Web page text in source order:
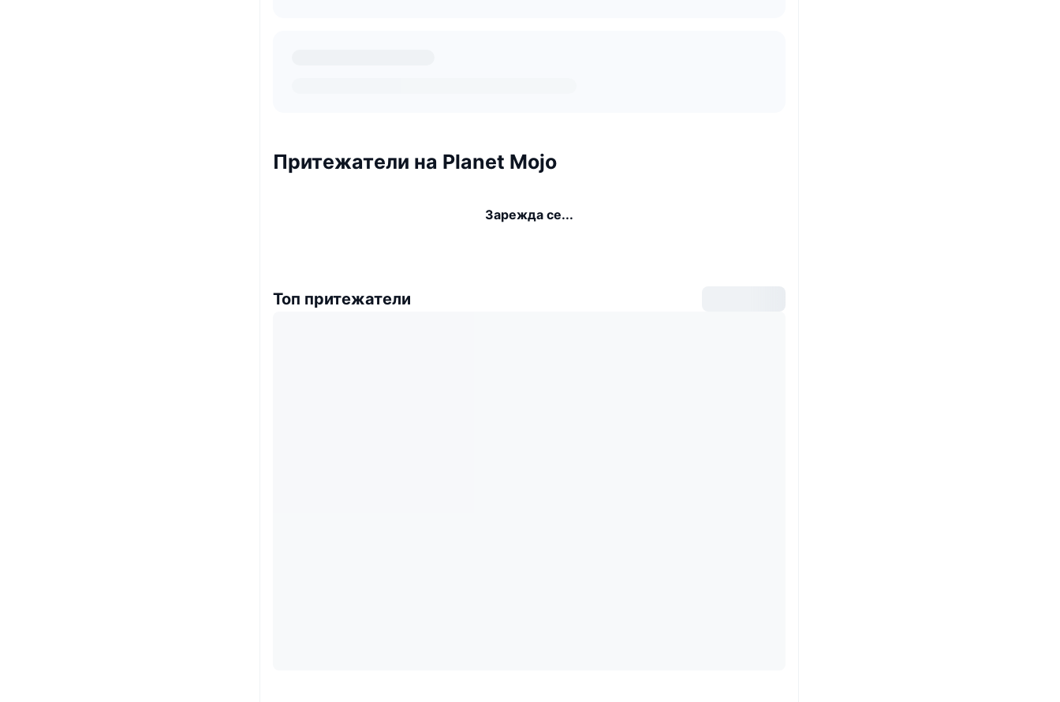
Притежатели на Planet Mojo
Зарежда се...
Топ притежатели